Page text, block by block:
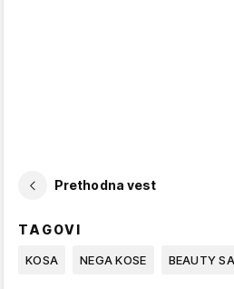
Prethodna vest
TAGOVI
KOSA NEGA KOSE BEAUTY